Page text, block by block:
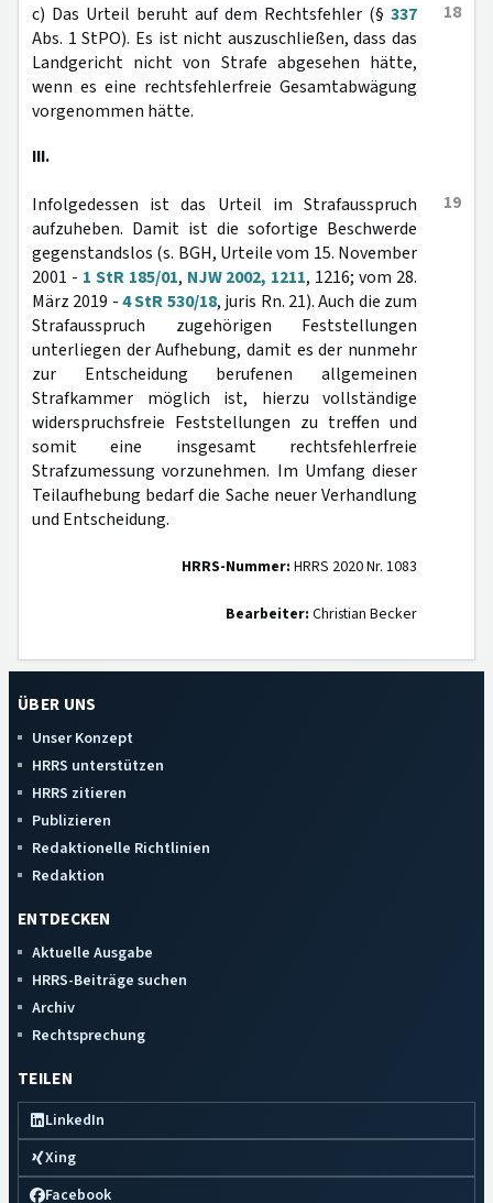
18
c) Das Urteil beruht auf dem Rechtsfehler (§ 337
Abs. 1 StPO). Es ist nicht auszuschließen, dass das
Landgericht nicht von Strafe abgesehen hätte,
wenn es eine rechtsfehlerfreie Gesamtabwägung
vorgenommen hätte.
III.
19
Infolgedessen ist das Urteil im Strafausspruch
aufzuheben. Damit ist die sofortige Beschwerde
gegenstandslos (s. BGH, Urteile vom 15. November
2001 - 1 StR 185/01, NJW 2002, 1211, 1216; vom 28.
März 2019 -4 StR 530/18, juris Rn. 21). Auch die zum
Strafausspruch zugehörigen Feststellungen
unterliegen der Aufhebung, damit es der nunmehr
zur Entscheidung berufenen allgemeinen
Strafkammer möglich ist, hierzu vollständige
widerspruchsfreie Feststellungen zu treffen und
somit eine insgesamt rechtsfehlerfreie
Strafzumessung vorzunehmen. Im Umfang dieser
Teilaufhebung bedarf die Sache neuer Verhandlung
und Entscheidung.
HRRS-Nummer: HRRS 2020 Nr. 1083
Bearbeiter: Christian Becker
ÜBER UNS
Unser Konzept
HRRS unterstützen
HRRS zitieren
Publizieren
Redaktionelle Richtlinien
Redaktion
ENTDECKEN
Aktuelle Ausgabe
HRRS-Beiträge suchen
Archiv
Rechtsprechung
TEILEN
LinkedIn
Xing
Facebook